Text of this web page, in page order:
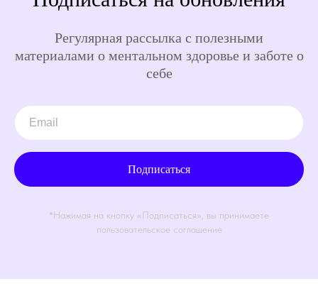
Регулярная рассылка с полезными
материалами о ментальном здоровье и заботе о
себе
Подписаться
*Нажимая на кнопку «Подписаться», вы принимаете
пользовательское соглашение